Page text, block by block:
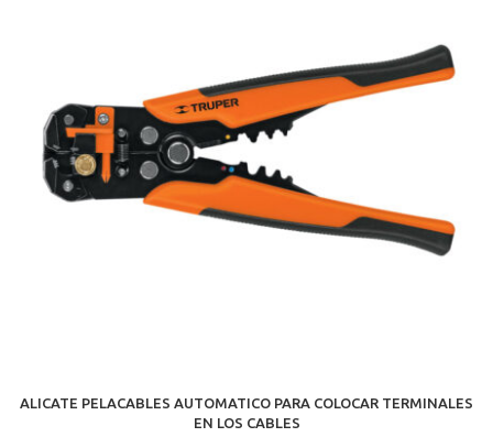
ALICATE PELACABLES AUTOMATICO PARA COLOCAR TERMINALES
EN LOS CABLES